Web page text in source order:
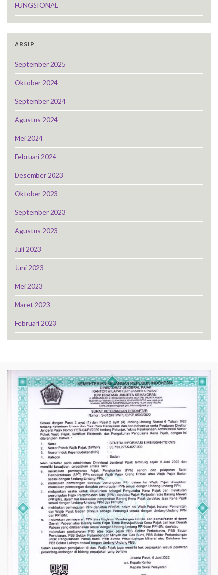
FUNGSIONAL
ARSIP
September 2025
Oktober 2024
September 2024
Agustus 2024
Mei 2024
Februari 2024
Desember 2023
Oktober 2023
September 2023
Agustus 2023
Juli 2023
Juni 2023
Mei 2023
Maret 2023
Februari 2023